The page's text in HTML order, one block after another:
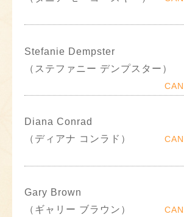
Stefanie Dempster
（ステファニー デンプスター）
Diana Conrad
（ディアナ コンラド）
Gary Brown
（ギャリー ブラウン）